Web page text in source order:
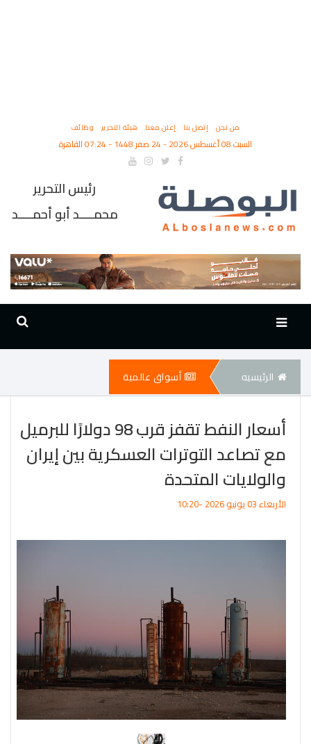
من نحن إتصل بنا إعلن معنا هيئة التحرير وظائف
السبت 08 أغسطس 2026 - 24 صفر 1448 - 07:24 القاهرة
رئيس التحرير
محمــــد أبو أحمــــد
الرئيسيه أسواق عالمية
أسعار النفط تقفز قرب 98 دولارًا للبرميل
مع تصاعد التوترات العسكرية بين إيران
والولايات المتحدة
الأربعاء 03 يونيو 2026 -10:20